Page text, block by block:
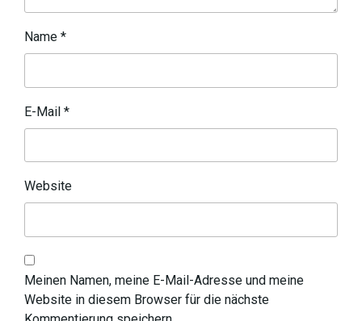
Name *
E-Mail *
Website
Meinen Namen, meine E-Mail-Adresse und meine
Website in diesem Browser für die nächste